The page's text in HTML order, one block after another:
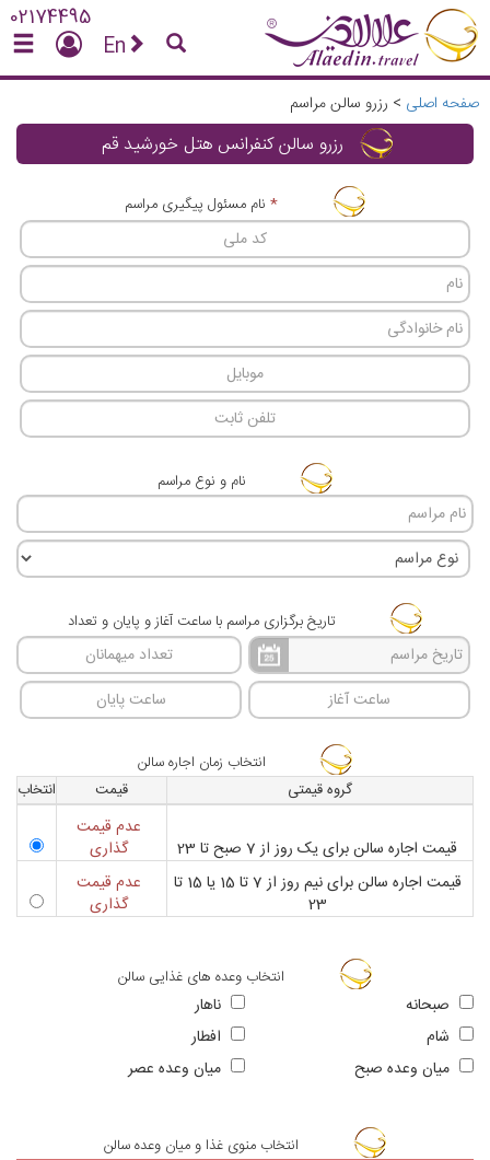
02174495
En
صفحه اصلی > رزرو سالن مراسم
رزرو سالن کنفرانس هتل خورشید قم
*نام مسئول پیگیری مراسم
نام و نوع مراسم
تاریخ برگزاری مراسم با ساعت آغاز و پایان و تعداد
انتخاب زمان اجاره سالن
گروه قيمتی
قيمت انتخاب
قیمت اجاره سالن برای یک روز از 7 صبح تا 23
عدم قیمت
گذاری
قیمت اجاره سالن برای نیم روز از 7 تا 15 یا 15 تا
23
عدم قیمت
گذاری
انتخاب وعده های غذایی سالن
صبحانه
ناهار
شام
افطار
ميان وعده صبح
ميان وعده عصر
انتخاب منوی غذا و میان وعده سالن